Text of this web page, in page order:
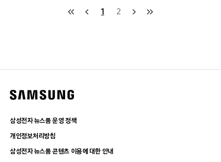
1 2
삼성전자 뉴스룸 운영 정책
개인정보처리방침
삼성전자 뉴스룸 콘텐츠 이용에 대한 안내